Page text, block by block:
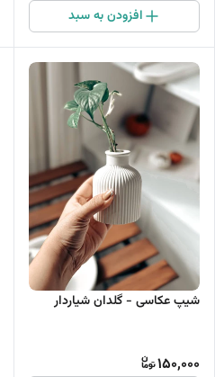
افزودن به سبد
شیپ عکاسی - گلدان شیاردار
150,000